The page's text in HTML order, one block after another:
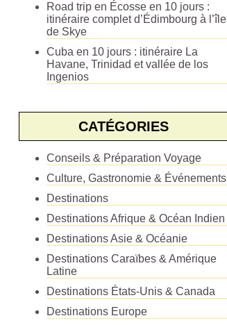
Road trip en Écosse en 10 jours :
itinéraire complet d’Édimbourg à l’île
de Skye
Cuba en 10 jours : itinéraire La
Havane, Trinidad et vallée de los
Ingenios
CATÉGORIES
Conseils & Préparation Voyage
Culture, Gastronomie & Événements
Destinations
Destinations Afrique & Océan Indien
Destinations Asie & Océanie
Destinations Caraïbes & Amérique
Latine
Destinations États-Unis & Canada
Destinations Europe